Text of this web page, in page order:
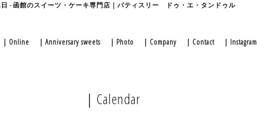
日 - 函館のスイーツ・ケーキ専門店｜パティスリー ドゥ・エ・タンドゥル
｜Online ｜Anniversary sweets ｜Photo ｜Company ｜Contact ｜Instagram
｜Calendar